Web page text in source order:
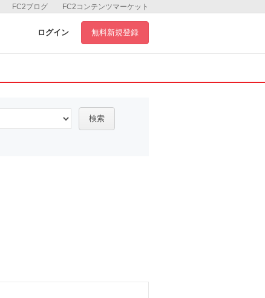
FC2コンテンツマーケット
FC2ブログ
ログイン 無料新規登録
検索